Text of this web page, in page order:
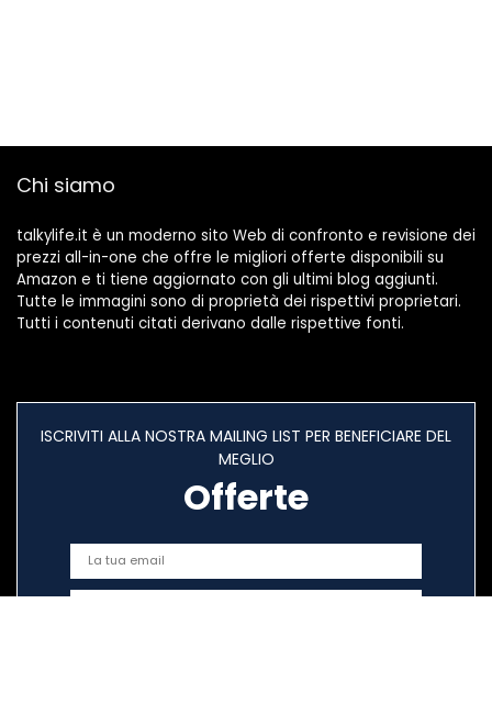
Chi siamo
talkylife.it è un moderno sito Web di confronto e revisione dei
prezzi all-in-one che offre le migliori offerte disponibili su
Amazon e ti tiene aggiornato con gli ultimi blog aggiunti.
Tutte le immagini sono di proprietà dei rispettivi proprietari.
Tutti i contenuti citati derivano dalle rispettive fonti.
ISCRIVITI ALLA NOSTRA MAILING LIST PER BENEFICIARE DEL
MEGLIO
Offerte